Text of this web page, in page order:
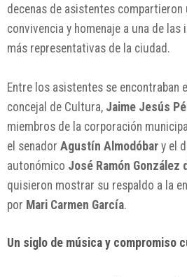
decenas de asistentes compartieron
convivencia y homenaje a una de
más representativas de la ciudad.
Entre los asistentes se encontraban
concejal de Cultura, Jaime Jesús
miembros de la corporación
el senador Agustín Almodóbar y el
autonómico José Ramón González
quisieron mostrar su respaldo a la
por Mari Carmen García.
Un siglo de música y compromiso